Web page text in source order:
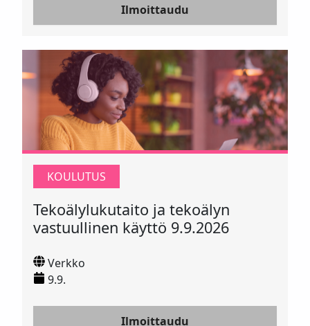
Ilmoittaudu
KOULUTUS
Tekoälylukutaito ja tekoälyn
vastuullinen käyttö 9.9.2026
Verkko
9.9.
Ilmoittaudu